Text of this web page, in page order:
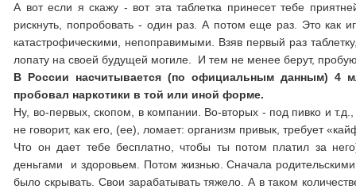
А вот если я скажу - вот эта таблетка принесет тебе
рискнуть, попробовать - один раз. А потом еще раз. Это как
катастрофическими, непоправимыми. Взяв первый раз
лопату на своей будущей могиле. И тем не менее берут,
В России насчитывается (по официальным данным) 4
пробовал наркотики в той или иной форме.
Ну, во-первых, скопом, в компании. Во-вторых - под пивко и
не говорит, как его, (ее), ломает: организм привык, требует
Что он дает тебе бесплатно, чтобы ты потом платил за
деньгами и здоровьем. Потом жизнью. Сначала
было скрывать. Свои зарабатывать тяжело. А в таком